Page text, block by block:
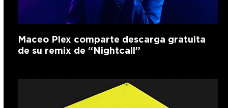
Maceo Plex comparte descarga gratuita
de su remix de “Nightcall”